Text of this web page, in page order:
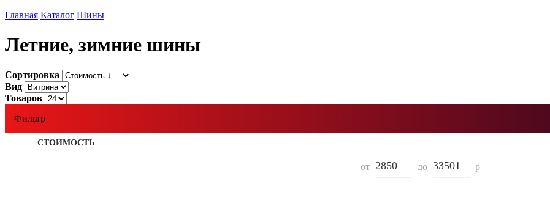
Главная Каталог Шины
Летние, зимние шины
Сортировка
Вид
Товаров
Фильтр
СТОИМОСТЬ
от до р